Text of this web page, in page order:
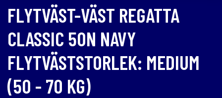
FLYTVÄST-VÄST REGATTA
CLASSIC 50N NAVY
FLYTVÄSTSTORLEK: MEDIUM
(50 - 70 KG)